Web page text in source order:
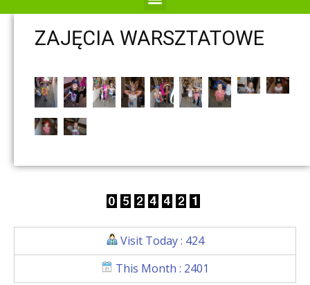
ZAJĘCIA WARSZTATOWE
Visit Today : 424
This Month : 2401